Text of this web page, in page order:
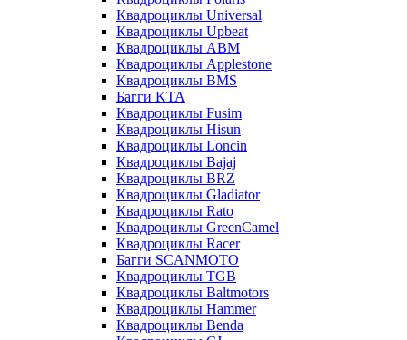
Квадроциклы Universal
Квадроциклы Upbeat
Квадроциклы ABM
Квадроциклы Applestone
Квадроциклы BMS
Багги KTA
Квадроциклы Fusim
Квадроциклы Hisun
Квадроциклы Loncin
Квадроциклы Bajaj
Квадроциклы BRZ
Квадроциклы Gladiator
Квадроциклы Rato
Квадроциклы GreenCamel
Квадроциклы Racer
Багги SCANMOTO
Квадроциклы TGB
Квадроциклы Baltmotors
Квадроциклы Hammer
Квадроциклы Benda